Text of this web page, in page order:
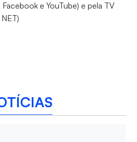
e YouTube) e pela TV